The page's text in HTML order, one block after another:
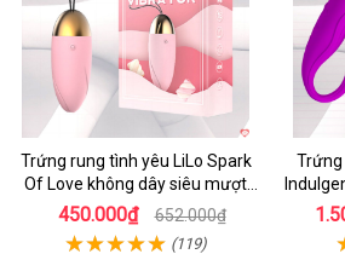
Trứng rung tình yêu LiLo Spark
Of Love không dây siêu mượt
chống nước
450.000₫ 652.000₫
(119)
Trứng